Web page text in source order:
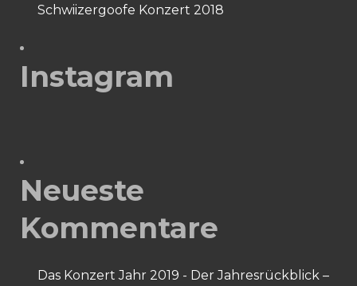
Schwiizergoofe Konzert 2018
Instagram
Neueste
Kommentare
Das Konzert Jahr 2019 - Der Jahresrückblick –